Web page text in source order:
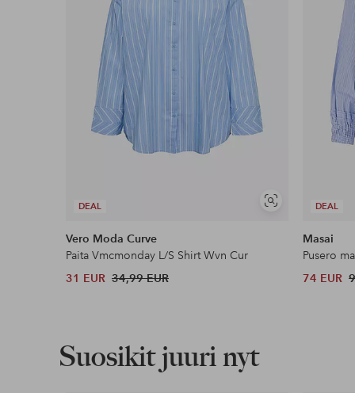
Lue lisää
DEAL
Näytä
Vero Moda Curve
Paita Vmcmonday L/S Shirt Wvn Cur
31 EUR 34,99 EUR
DEAL
Masai
Pusero
74 EUR
Suosikit juuri nyt